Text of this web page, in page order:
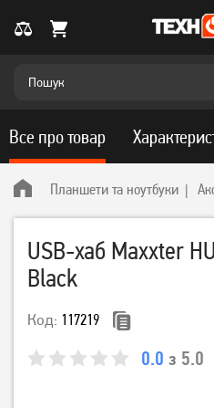
Планшети та ноутбуки
USB-хаб Maxxter
Black
Код: 117219
0.0 з 5.0
Все про товар